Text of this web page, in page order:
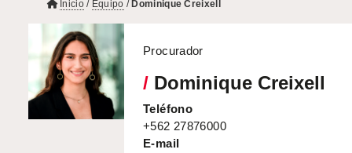
Inicio/ Equipo / Dominique Creixell
Procurador
/ Dominique Creixell
Teléfono
+562 27876000
E-mail